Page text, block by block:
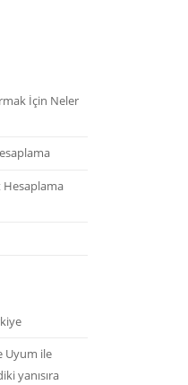
İçin Neler
Hesaplama
Uyum ile
yanısıra